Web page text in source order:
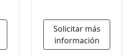
Solicitar más
información